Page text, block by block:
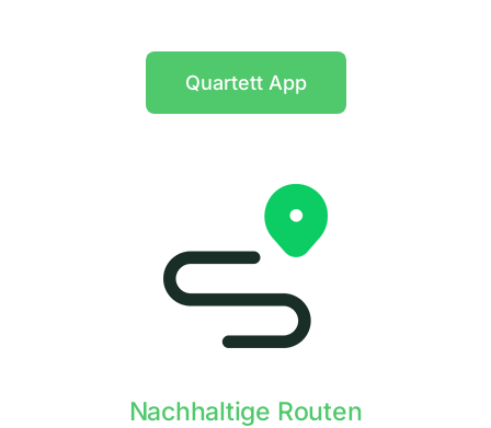
Quartett App
Nachhaltige Routen